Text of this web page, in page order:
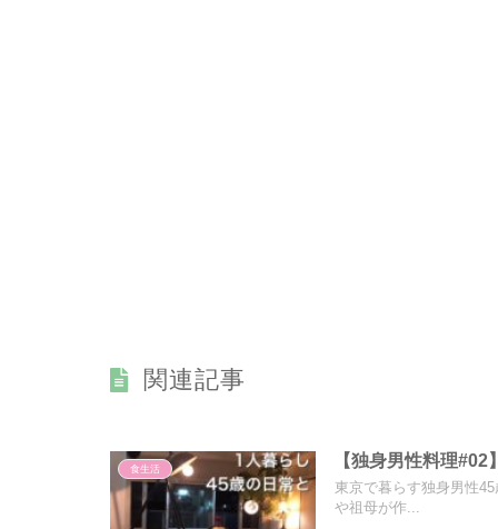
関連記事
食生活 【独身男性料理
東京で暮らす独身男性
や祖母が作...